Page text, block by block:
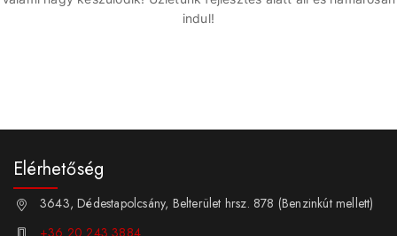
indul!
Elérhetőség
3643, Dédestapolcsány, Belterület hrsz. 878 (Benzinkút mellett)
+36 20 243 3884